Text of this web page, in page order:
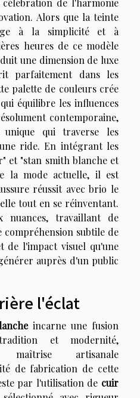
de l'harmonie
Alors que la teinte
à la simplicité et à
heures de ce modèle
une dimension de luxe
parfaitement dans les
palette de couleurs crée
équilibre les influences
contemporaine,
qui traverse les
ride. En intégrant les
et "stan smith blanche et
la mode actuelle, il est
réussit avec brio le
tout en se réinventant.
travaillant de
subtile de
de l'impact visuel qu'une
auprès d'un public
l'éclat
incarne une fusion
et modernité,
maîtrise artisanale
de fabrication de cette
par l'utilisation de cuir